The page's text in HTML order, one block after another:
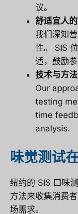
议。
舒适宜人
我们深知
性。 SIS
适，鼓励
技术与方
Our
testing
time
analysis.
味觉测试
纽约的 SIS 口味
方法来收集消费
场需求。